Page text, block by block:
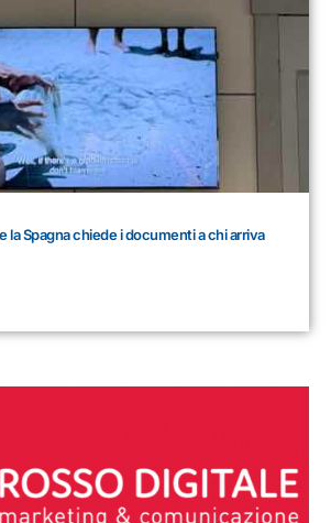
la Spagna chiede i documenti a chi arriva